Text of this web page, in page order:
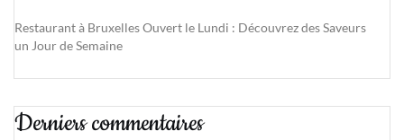
Restaurant à Bruxelles Ouvert le Lundi : Découvrez des Saveurs
un Jour de Semaine
Derniers commentaires